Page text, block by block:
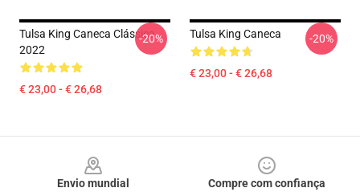
Tulsa King Caneca Clássica
2022
€ 23,00 - € 26,68
-20% Tulsa King Caneca
€ 23,00 - € 26,68
-20%
Envio mundial
Compre com confiança